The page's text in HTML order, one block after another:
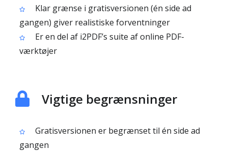
Klar grænse i gratisversionen (én side ad
gangen) giver realistiske forventninger
Er en del af i2PDF’s suite af online PDF-
værktøjer
Vigtige begrænsninger
Gratisversionen er begrænset til én side ad
gangen